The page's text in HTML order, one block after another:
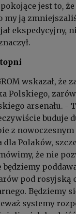
jest to,
my ją
ekspedycyjny,
wskazał, że
Polskiego,
arsenału. -
buduje
z
dla Polaków,
że nie
pod rosyjską
Będziemy
systemy